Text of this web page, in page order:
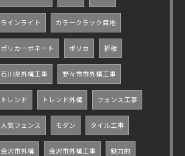
ラインライト カラークラック目地
ポリカーボネート ポリカ 折板
石川県外構工事 野々市市外構工事
トレンド トレンド外構 フェンス工事
人気フェンス モダン タイル工事
金沢市外構 金沢市外構工事 魅力的